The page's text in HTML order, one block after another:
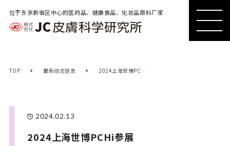
位于东京新宿区中心的医药品、健康食品、化妆品原料厂家
TOP 最新动态信息 2024上海世博PCHi参展
2024.02.13
2024上海世博PCHi参展